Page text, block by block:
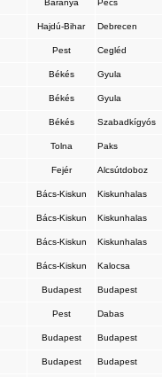
Baranya Pécs
Hajdú-Bihar Debrecen
Pest Cegléd
Békés Gyula
Békés Gyula
Békés Szabadkígyós
Tolna Paks
Fejér Alcsútdoboz
Bács-Kiskun Kiskunhalas
Bács-Kiskun Kiskunhalas
Bács-Kiskun Kiskunhalas
Bács-Kiskun Kalocsa
Budapest Budapest
Pest Dabas
Budapest Budapest
Budapest Budapest